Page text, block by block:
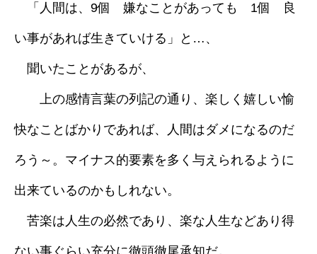
「人間は、9個 嫌なことがあっても 1個 良
い事があれば生きていける」と…、
聞いたことがあるが、
上の感情言葉の列記の通り、楽しく嬉しい愉
快なことばかりであれば、人間はダメになるのだ
ろう～。マイナス的要素を多く与えられるように
出来ているのかもしれない。
苦楽は人生の必然であり、楽な人生などあり得
ない事ぐらい充分に徹頭徹尾承知だ。